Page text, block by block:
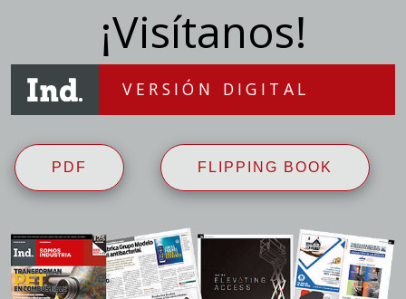
¡Visítanos!
VERSIÓN DIGITAL
PDF FLIPPING BOOK